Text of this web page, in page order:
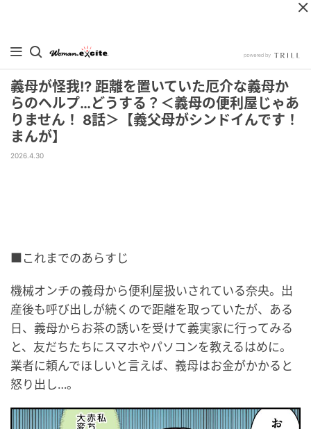
義母が怪我!? 距離を置いていた厄介な義母か
らのヘルプ…どうする？＜義母の便利屋じゃあ
りません！ 8話＞【義父母がシンドイんです！
まんが】
2026.4.30
■これまでのあらすじ
機械オンチの義母から便利屋扱いされている奈央。出
産後も呼び出しが続くので距離を取っていたが、ある
日、義母からお茶の誘いを受けて義実家に行ってみる
と、友だちたちにスマホやパソコンを教えるはめに。
業者に頼んでほしいと言えば、義母はお金がかかると
怒り出し…。